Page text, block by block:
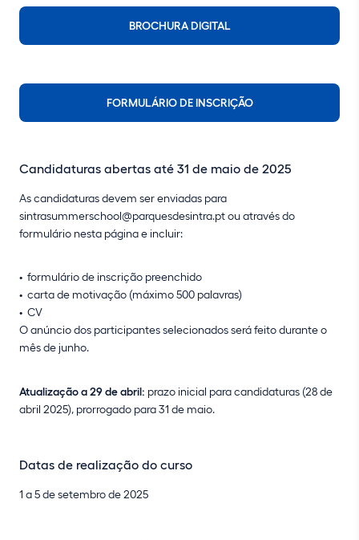
BROCHURA DIGITAL
FORMULÁRIO DE INSCRIÇÃO
Candidaturas abertas até 31 de maio de 2025
As candidaturas devem ser enviadas para
sintrasummerschool@parquesdesintra.ptou através do
formulário nesta página e incluir:
formulário de inscrição preenchido
carta de motivação (máximo 500 palavras)
CV
O anúncio dos participantes selecionados será feito durante o
mês de junho.
Atualização a 29 de abril: prazo inicial para candidaturas (28 de
abril 2025), prorrogado para 31 de maio.
Datas de realização do curso
1 a 5 de setembro de 2025